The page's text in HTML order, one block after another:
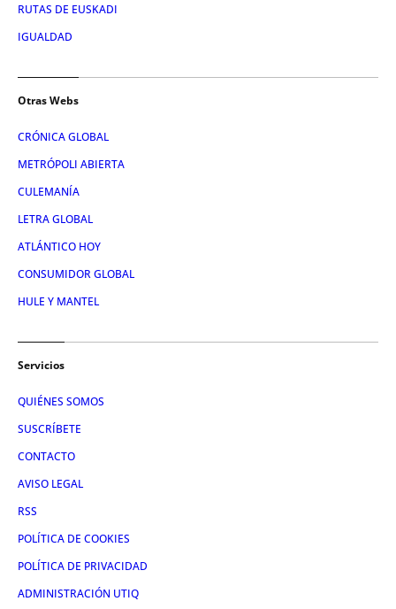
RUTAS DE EUSKADI
IGUALDAD
Otras Webs
CRÓNICA GLOBAL
METRÓPOLI ABIERTA
CULEMANÍA
LETRA GLOBAL
ATLÁNTICO HOY
CONSUMIDOR GLOBAL
HULE Y MANTEL
Servicios
QUIÉNES SOMOS
SUSCRÍBETE
CONTACTO
AVISO LEGAL
RSS
POLÍTICA DE COOKIES
POLÍTICA DE PRIVACIDAD
ADMINISTRACIÓN UTIQ